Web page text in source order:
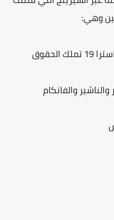
وهي:
والفانكام